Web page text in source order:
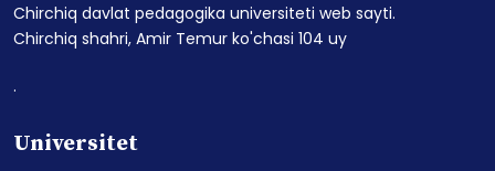
Chirchiq davlat pedagogika universiteti web sayti.
Chirchiq shahri, Amir Temur ko'chasi 104 uy
.
Universitet